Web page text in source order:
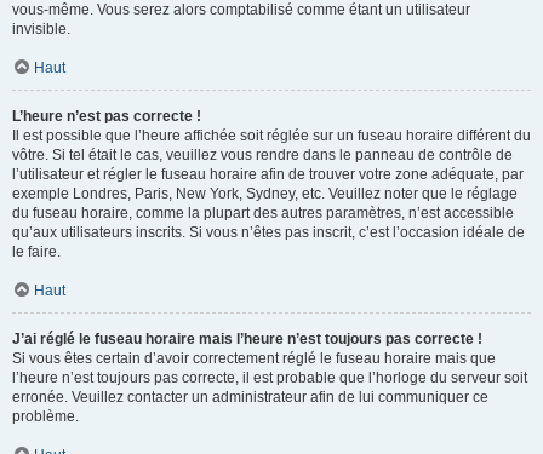
vous-même. Vous serez alors comptabilisé comme étant un utilisateur
invisible.
Haut
L’heure n’est pas correcte !
Il est possible que l’heure affichée soit réglée sur un fuseau horaire différent du
vôtre. Si tel était le cas, veuillez vous rendre dans le panneau de contrôle de
l’utilisateur et régler le fuseau horaire afin de trouver votre zone adéquate, par
exemple Londres, Paris, New York, Sydney, etc. Veuillez noter que le réglage
du fuseau horaire, comme la plupart des autres paramètres, n’est accessible
qu’aux utilisateurs inscrits. Si vous n’êtes pas inscrit, c’est l’occasion idéale de
le faire.
Haut
J’ai réglé le fuseau horaire mais l’heure n’est toujours pas correcte !
Si vous êtes certain d’avoir correctement réglé le fuseau horaire mais que
l’heure n’est toujours pas correcte, il est probable que l’horloge du serveur soit
erronée. Veuillez contacter un administrateur afin de lui communiquer ce
problème.